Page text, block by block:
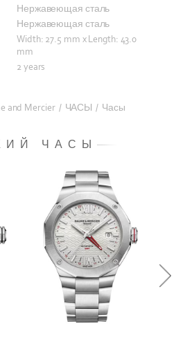
Нержавеющая сталь
Нержавеющая сталь
Width: 27.5 mm x Length: 43.0
mm
2 years
and Mercier / ЧАСЫ / Часы
ЧАСЫ